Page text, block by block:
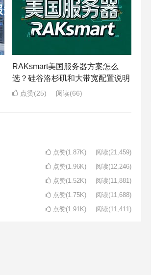
RAKsmart美国服务器方案怎么
选？硅谷洛杉矶和大带宽配置说明
点赞(25) 阅读(66)
点赞(1.87K) 阅读(21,459)
点赞(1.96K) 阅读(12,246)
点赞(1.52K) 阅读(11,881)
点赞(1.75K) 阅读(11,688)
点赞(1.91K) 阅读(11,411)